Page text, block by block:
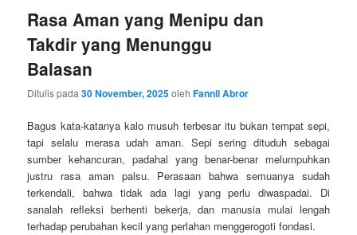
Rasa Aman yang Menipu dan
Takdir yang Menunggu
Balasan
Ditulis pada30 November, 2025olehFannil Abror
Bagus kata-katanya kalo musuh terbesar itu bukan tempat sepi,
tapi selalu merasa udah aman. Sepi sering dituduh sebagai
sumber kehancuran, padahal yang benar-benar melumpuhkan
justru rasa aman palsu. Perasaan bahwa semuanya sudah
terkendali, bahwa tidak ada lagi yang perlu diwaspadai. Di
sanalah refleksi berhenti bekerja, dan manusia mulai lengah
terhadap perubahan kecil yang perlahan menggerogoti fondasi.